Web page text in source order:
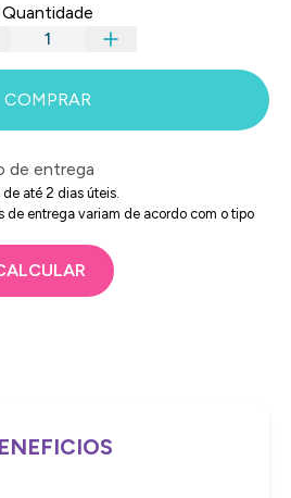
Quantidade
COMPRAR
de entrega
até 2 dias úteis.
de entrega variam de acordo com o tipo